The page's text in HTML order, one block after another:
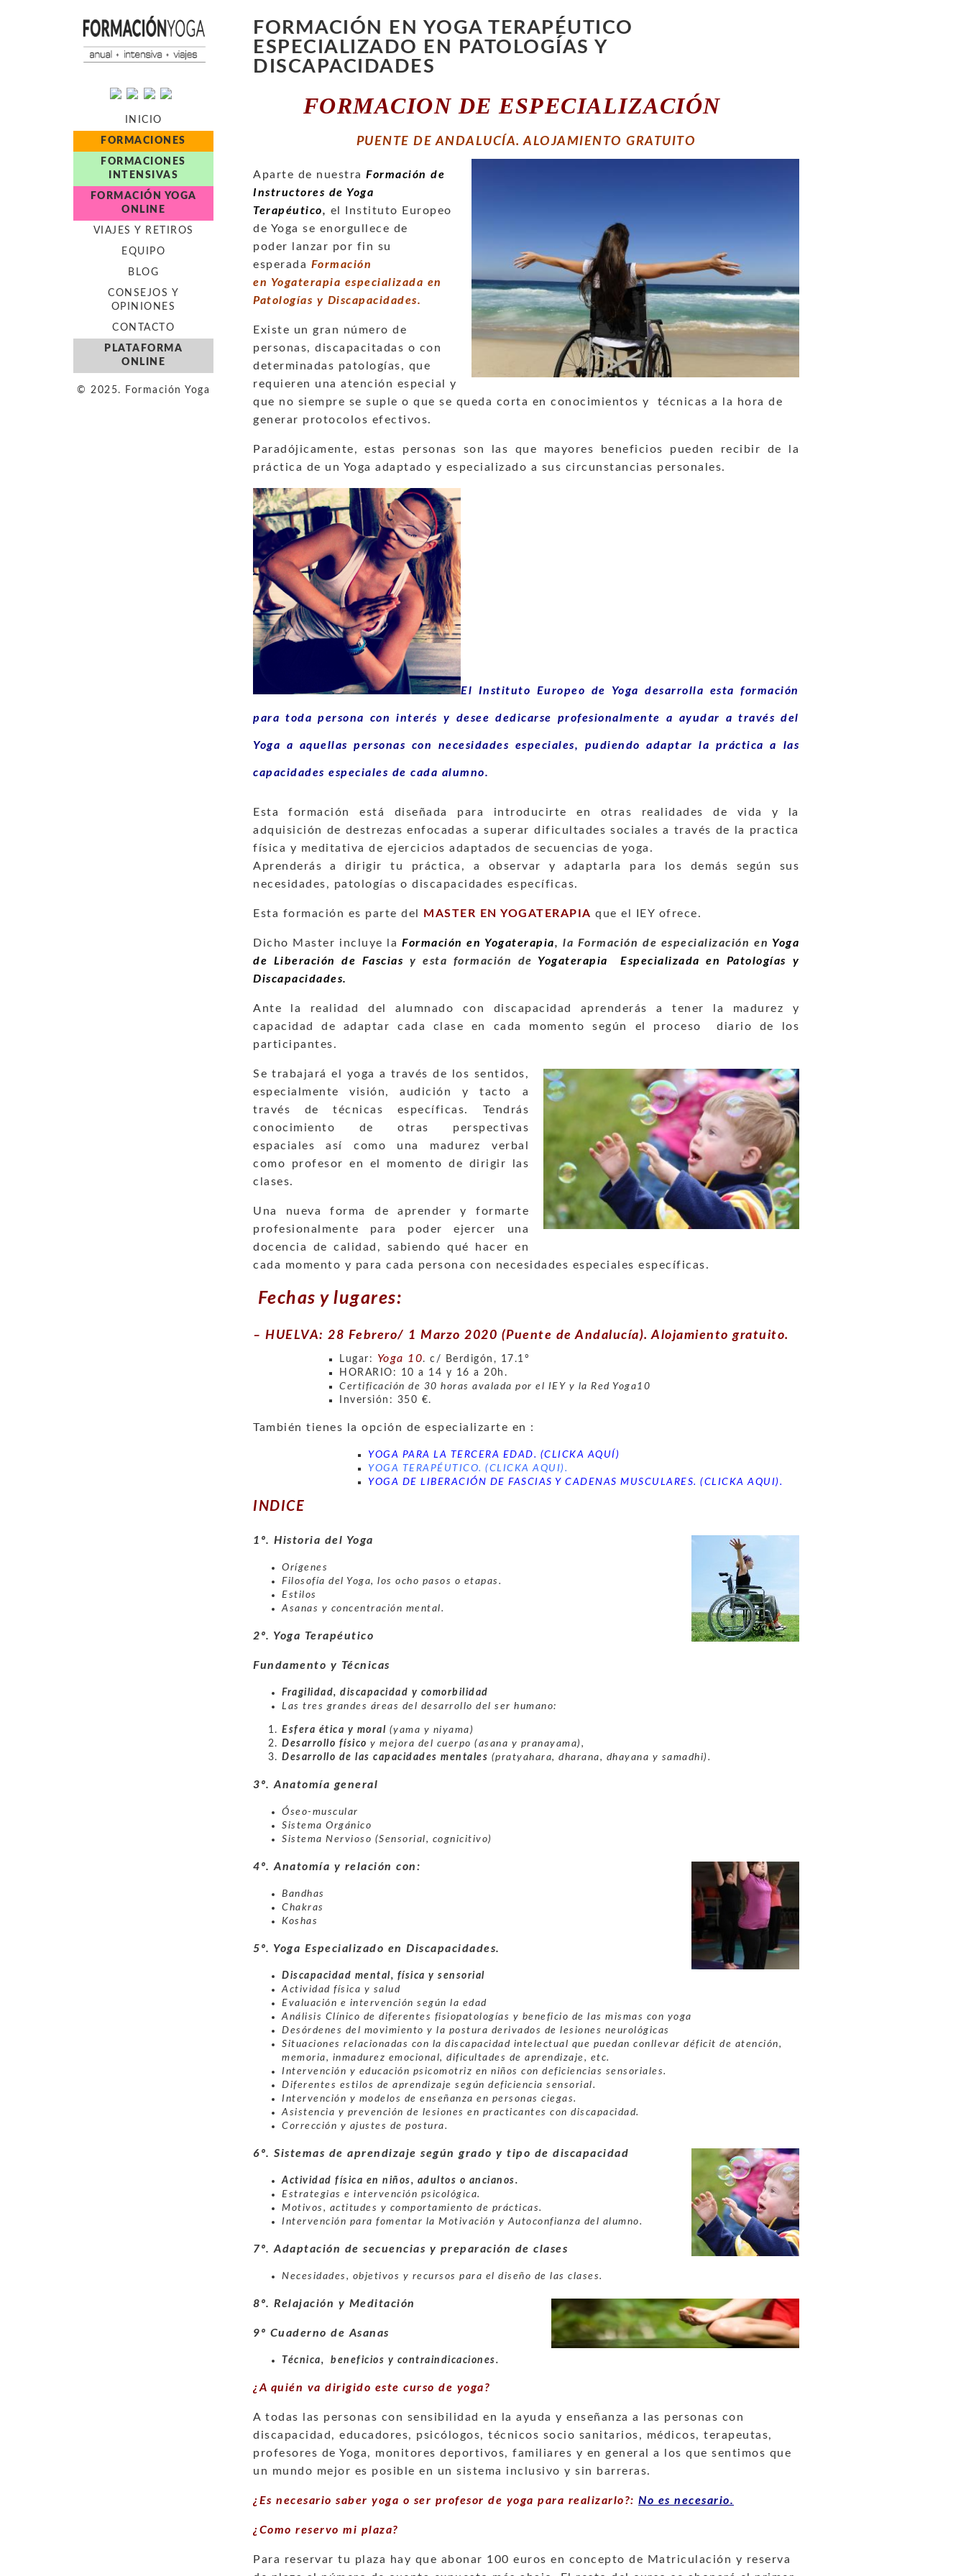
INICIO
FORMACIONES
FORMACIONES
INTENSIVAS
FORMACIÓN YOGA
ONLINE
VIAJES Y RETIROS
EQUIPO
BLOG
CONSEJOS Y
OPINIONES
CONTACTO
PLATAFORMA
ONLINE
© 2025. Formación Yoga
FORMACIÓN EN YOGA TERAPÉUTICO
ESPECIALIZADO EN PATOLOGÍAS Y
DISCAPACIDADES
FORMACION DE ESPECIALIZACIÓN
PUENTE DE ANDALUCÍA. ALOJAMIENTO GRATUITO
Aparte de nuestra Formación de
Instructores de Yoga
Terapéutico, el Instituto Europeo
de Yoga se enorgullece de
poder lanzar por fin su
esperada Formación
en Yogaterapia especializada en
Patologías y Discapacidades.
Existe un gran número de
personas, discapacitadas o con
determinadas patologías, que
requieren una atención especial y
que no siempre se suple o que se queda corta en conocimientos y técnicas a la hora de
generar protocolos efectivos.
Paradójicamente, estas personas son las que mayores beneficios pueden recibir de la
práctica de un Yoga adaptado y especializado a sus circunstancias personales.
El Instituto Europeo de Yoga desarrolla esta formación
para toda persona con interés y desee dedicarse profesionalmente a ayudar a través del
Yoga a aquellas personas con necesidades especiales, pudiendo adaptar la práctica a las
capacidades especiales de cada alumno.
Esta formación está diseñada para introducirte en otras realidades de vida y la
adquisición de destrezas enfocadas a superar dificultades sociales a través de la practica
física y meditativa de ejercicios adaptados de secuencias de yoga.
Aprenderás a dirigir tu práctica, a observar y adaptarla para los demás según sus
necesidades, patologías o discapacidades específicas.
Esta formación es parte del MASTER EN YOGATERAPIA que el IEY ofrece.
Dicho Master incluye laFormación en Yogaterapia, la Formación de especialización en Yoga
de Liberación de Fascias y esta formación de Yogaterapia Especializada en Patologías y
Discapacidades.
Ante la realidad del alumnado con discapacidad aprenderás a tener la madurez y
capacidad de adaptar cada clase en cada momento según el proceso diario de los
participantes.
Se trabajará el yoga a través de los sentidos,
especialmente visión, audición y tacto a
través de técnicas específicas. Tendrás
conocimiento de otras perspectivas
espaciales así como una madurez verbal
como profesor en el momento de dirigir las
clases.
Una nueva forma de aprender y formarte
profesionalmente para poder ejercer una
docencia de calidad, sabiendo qué hacer en
cada momento y para cada persona con necesidades especiales específicas.
Fechas y lugares:
– HUELVA: 28 Febrero/ 1 Marzo 2020 (Puente de Andalucía). Alojamiento gratuito.
Lugar: Yoga 10. c/ Berdigón, 17.1º
HORARIO: 10 a 14 y 16 a 20h.
Certificación de 30 horas avalada por el IEY y la Red Yoga10
Inversión: 350 €.
También tienes la opción de especializarte en :
YOGA PARA LA TERCERA EDAD. (CLICKA AQUÍ)
YOGA TERAPÉUTICO. (CLICKA AQUI).
YOGA DE LIBERACIÓN DE FASCIAS Y CADENAS MUSCULARES. (CLICKA AQUI).
INDICE
1º. Historia del Yoga
Orígenes
Filosofía del Yoga, los ocho pasos o etapas.
Estilos
Asanas y concentración mental.
2º. Yoga Terapéutico
Fundamento y Técnicas
Fragilidad, discapacidad y comorbilidad
Las tres grandes áreas del desarrollo del ser humano:
Esfera ética y moral (yama y niyama)
Desarrollo físico y mejora del cuerpo (asana y pranayama),
Desarrollo de las capacidades mentales (pratyahara, dharana, dhayana y samadhi).
3º. Anatomía general
Óseo-muscular
Sistema Orgánico
Sistema Nervioso (Sensorial, cognicitivo)
4º. Anatomía y relación con:
Bandhas
Chakras
Koshas
5º. Yoga Especializado en Discapacidades.
Discapacidad mental, física y sensorial
Actividad física y salud
Evaluación e intervención según la edad
Análisis Clínico de diferentes fisiopatologías y beneficio de las mismas con yoga
Desórdenes del movimiento y la postura derivados de lesiones neurológicas
Situaciones relacionadas con la discapacidad intelectual que puedan conllevar déficit de atención,
memoria, inmadurez emocional, dificultades de aprendizaje, etc.
Intervención y educación psicomotriz en niños con deficiencias sensoriales.
Diferentes estilos de aprendizaje según deficiencia sensorial.
Intervención y modelos de enseñanza en personas ciegas.
Asistencia y prevención de lesiones en practicantes con discapacidad.
Corrección y ajustes de postura.
6º. Sistemas de aprendizaje según grado y tipo de discapacidad
Actividad física en niños, adultos o ancianos.
Estrategias e intervención psicológica.
Motivos, actitudes y comportamiento de prácticas.
Intervención para fomentar la Motivación y Autoconfianza del alumno.
7º. Adaptación de secuencias y preparación de clases
Necesidades, objetivos y recursos para el diseño de las clases.
8º. Relajación y Meditación
9º Cuaderno de Asanas
Técnica, beneficios y contraindicaciones.
¿A quién va dirigido este curso de yoga?
A todas las personas con sensibilidad en la ayuda y enseñanza a las personas con
discapacidad, educadores, psicólogos, técnicos socio sanitarios, médicos, terapeutas,
profesores de Yoga, monitores deportivos, familiares y en general a los que sentimos que
un mundo mejor es posible en un sistema inclusivo y sin barreras.
¿Es necesario saber yoga o ser profesor de yoga para realizarlo?: No es necesario.
¿Como reservo mi plaza?
Para reservar tu plaza hay que abonar 100 euros en concepto de Matriculación y reserva